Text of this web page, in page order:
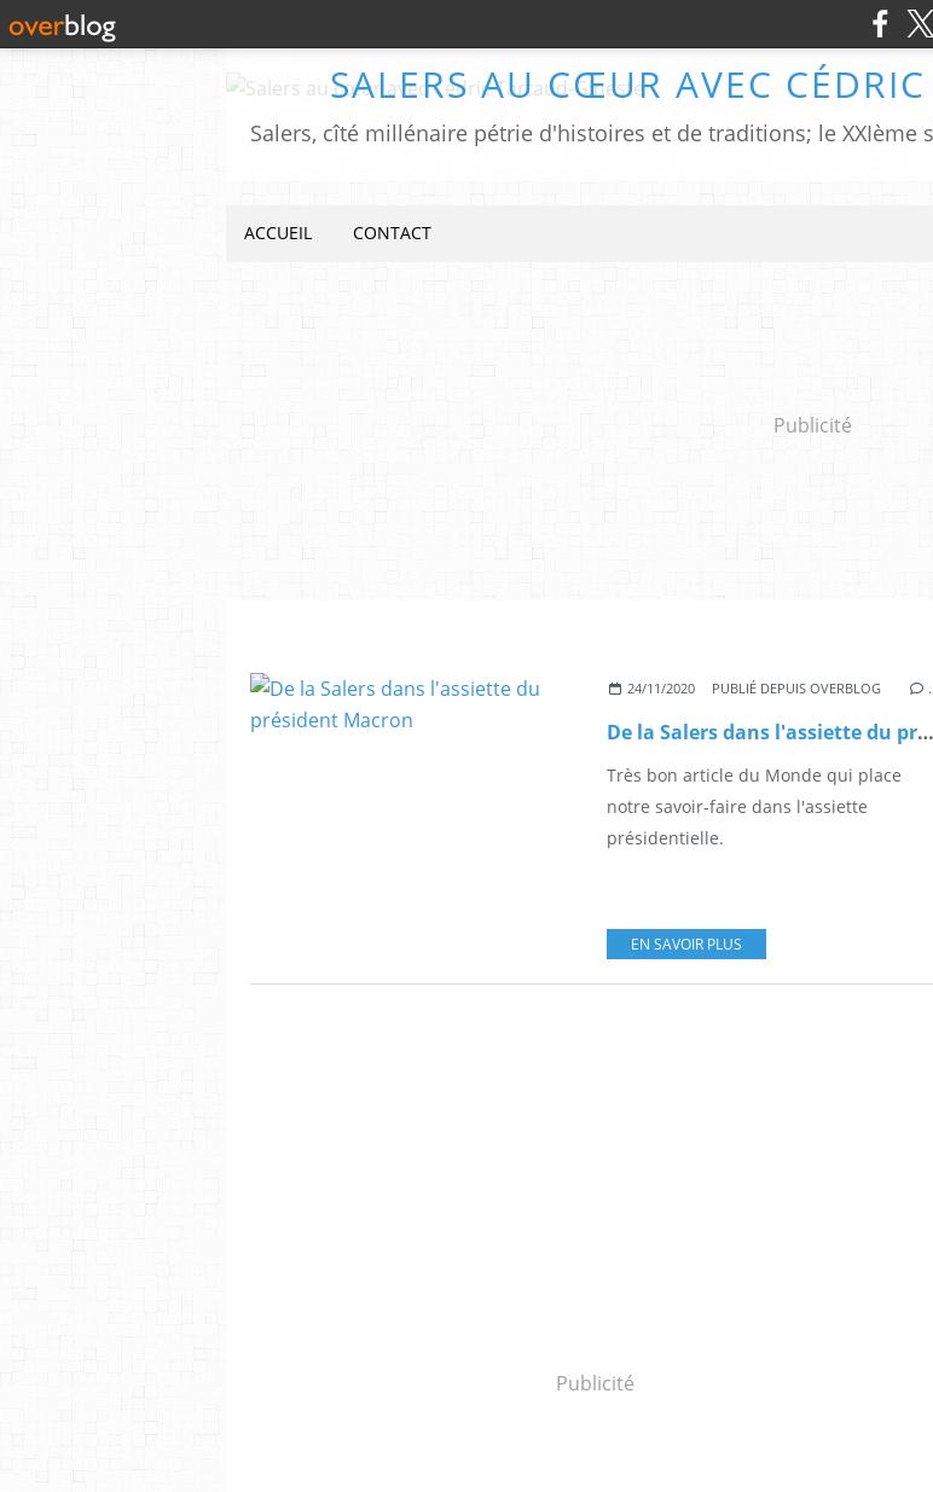
SALERS AU CŒUR AVEC
ACCUEIL CONTACT
Publicité
24/11/2020 PUBLIÉ DEPUIS OVERBLOG
De la Salers dans l'assiette du président Macron
Très bon article du Monde qui place
notre savoir-faire dans l'assiette
présidentielle.
EN SAVOIR PLUS
Publicité